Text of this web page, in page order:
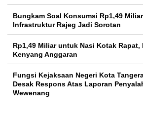
Bungkam Soal Konsumsi Rp1,49
Infrastruktur Rajeg Jadi Sorotan
Rp1,49 Miliar untuk Nasi Kotak Rapat,
Kenyang Anggaran
Fungsi Kejaksaan Negeri Kota
Desak Respons Atas Laporan
Wewenang